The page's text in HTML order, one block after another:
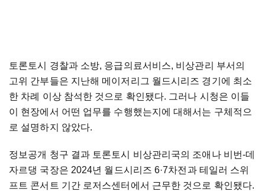
토론토시 경찰과 소방, 응급의료서비스, 비상관리 부서의
고위 간부들은 지난해 메이저리그 월드시리즈 경기에 최소
한 차례 이상 참석한 것으로 확인됐다. 그러나 시청은 이들
이 현장에서 어떤 업무를 수행했는지에 대해서는 구체적으
로 설명하지 않았다.
정보공개 청구 결과 토론토시 비상관리국의 조애나 비번-데
자르댕 국장은 2024년 월드시리즈 6·7차전과 테일러 스위
프트 콘서트 기간 로저스센터에서 근무한 것으로 확인됐다.